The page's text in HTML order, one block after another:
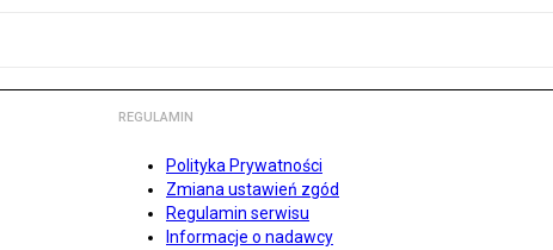
REGULAMIN
Polityka Prywatności
Zmiana ustawień zgód
Regulamin serwisu
Informacje o nadawcy